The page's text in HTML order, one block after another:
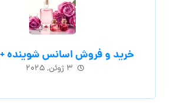
خرید و فروش اسانس شوینده
۳ ژوئن, ۲۰۲۵